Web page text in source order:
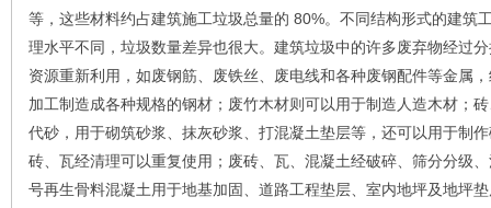
等，这些材料约占建筑施工垃圾总量的 80%。不同结构形式的建筑
理水平不同，垃圾数量差异也很大。建筑垃圾中的许多废弃物经过
资源重新利用，如废钢筋、废铁丝、废电线和各种废钢配件等金属
加工制造成各种规格的钢材；废竹木材则可以用于制造人造木材；
代砂，用于砌筑砂浆、抹灰砂浆、打混凝土垫层等，还可以用于制
砖、瓦经清理可以重复使用；废砖、瓦、混凝土经破碎、筛分分级
号再生骨料混凝土用于地基加固、道路工程垫层、室内地坪及地坪